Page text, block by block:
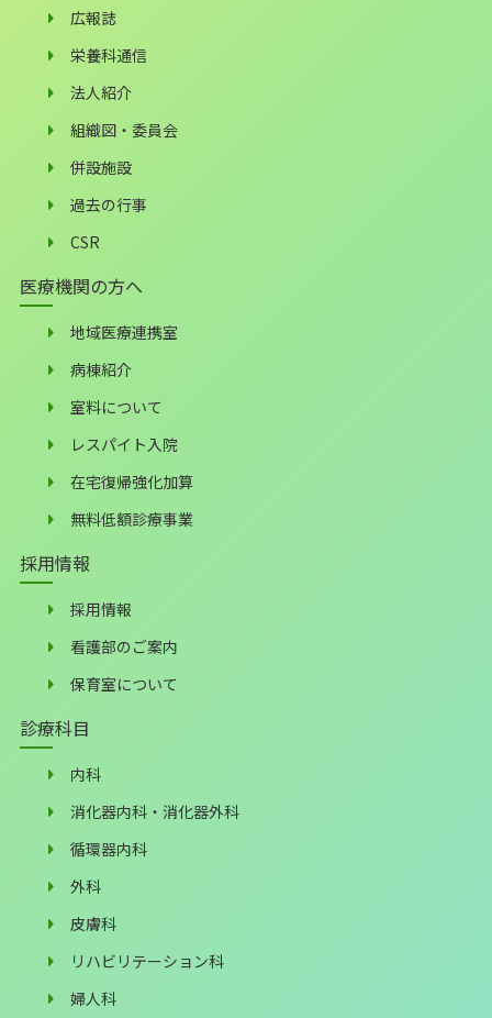
広報誌
栄養科通信
法人紹介
組織図・委員会
併設施設
過去の行事
CSR
医療機関の方へ
地域医療連携室
病棟紹介
室料について
レスパイト入院
在宅復帰強化加算
無料低額診療事業
採用情報
採用情報
看護部のご案内
保育室について
診療科目
内科
消化器内科・消化器外科
循環器内科
外科
皮膚科
リハビリテーション科
婦人科